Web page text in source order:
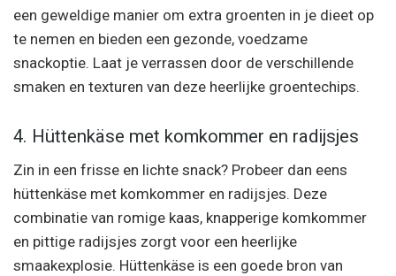
een geweldige manier om extra groenten in je dieet op
te nemen en bieden een gezonde, voedzame
snackoptie. Laat je verrassen door de verschillende
smaken en texturen van deze heerlijke groentechips.
4. Hüttenkäse met komkommer en radijsjes
Zin in een frisse en lichte snack? Probeer dan eens
hüttenkäse met komkommer en radijsjes. Deze
combinatie van romige kaas, knapperige komkommer
en pittige radijsjes zorgt voor een heerlijke
smaakexplosie. Hüttenkäse is een goede bron van